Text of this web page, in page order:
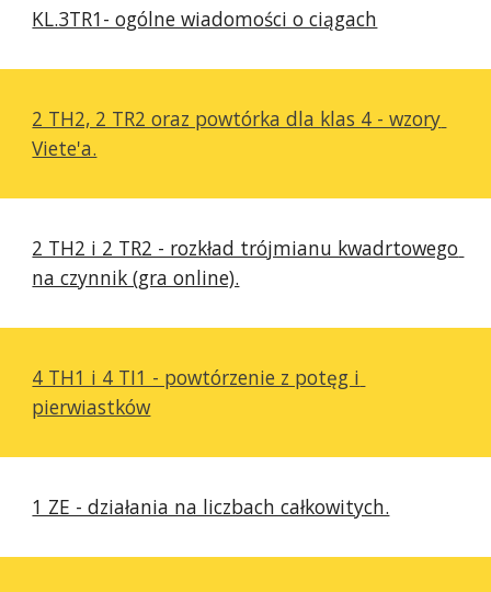
KL.3TR1- ogólne wiadomości o ciągach
2 TH2, 2 TR2 oraz powtórka dla klas 4 - wzory
Viete'a.
2 TH2 i 2 TR2 - rozkład trójmianu kwadrtowego
na czynnik (gra online).
4 TH1 i 4 TI1 - powtórzenie z potęg i
pierwiastków
1 ZE - działania na liczbach całkowitych.